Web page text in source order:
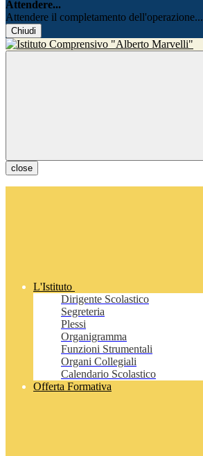
Attendere...
Attendere il completamento dell'operazione...
Chiudi
close
L'Istituto
Dirigente Scolastico
Segreteria
Plessi
Organigramma
Funzioni Strumentali
Organi Collegiali
Calendario Scolastico
Offerta Formativa